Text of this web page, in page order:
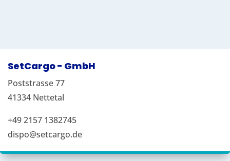
SetCargo - GmbH
Poststrasse 77
41334 Nettetal
+49 2157 1382745
dispo@setcargo.de